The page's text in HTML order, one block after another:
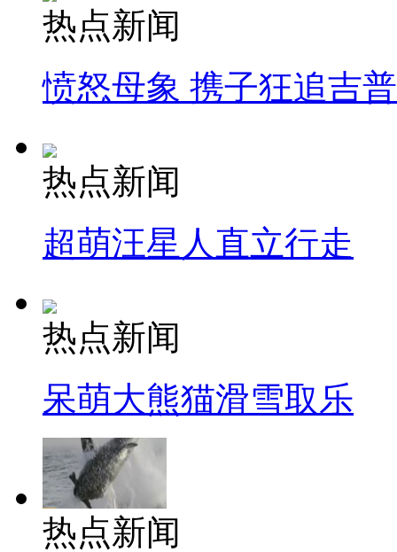
热点新闻
愤怒母象 携子狂追吉
热点新闻
超萌汪星人直立行走
热点新闻
呆萌大熊猫滑雪取乐
热点新闻